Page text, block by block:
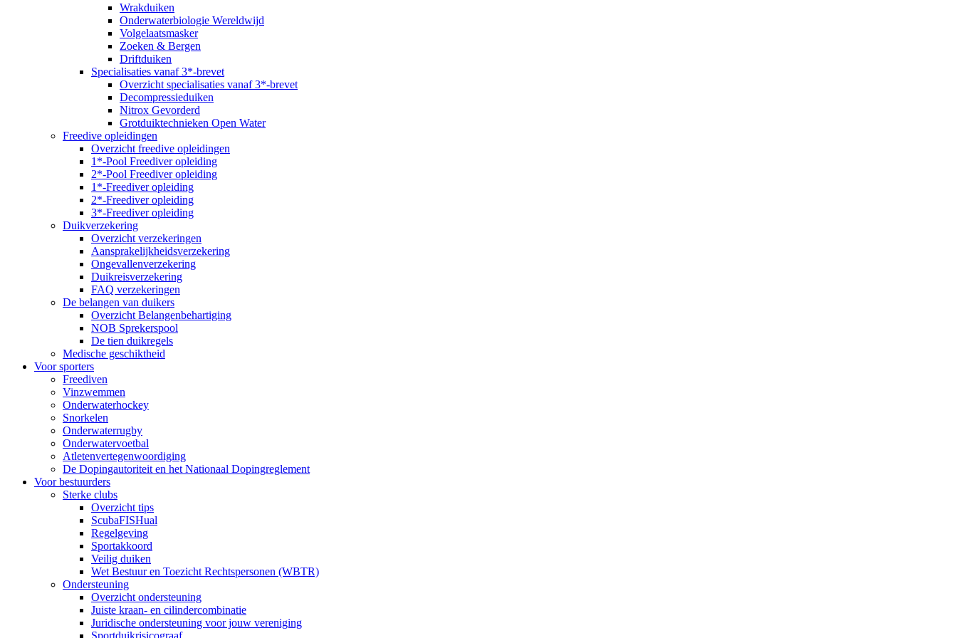
Wrakduiken
Onderwaterbiologie Wereldwijd
Volgelaatsmasker
Zoeken & Bergen
Driftduiken
Specialisaties vanaf 3*-brevet
Overzicht specialisaties vanaf 3*-brevet
Decompressieduiken
Nitrox Gevorderd
Grotduiktechnieken Open Water
Freedive opleidingen
Overzicht freedive opleidingen
1*-Pool Freediver opleiding
2*-Pool Freediver opleiding
1*-Freediver opleiding
2*-Freediver opleiding
3*-Freediver opleiding
Duikverzekering
Overzicht verzekeringen
Aansprakelijkheidsverzekering
Ongevallenverzekering
Duikreisverzekering
FAQ verzekeringen
De belangen van duikers
Overzicht Belangenbehartiging
NOB Sprekerspool
De tien duikregels
Medische geschiktheid
Voor sporters
Freediven
Vinzwemmen
Onderwaterhockey
Snorkelen
Onderwaterrugby
Onderwatervoetbal
Atletenvertegenwoordiging
De Dopingautoriteit en het Nationaal Dopingreglement
Voor bestuurders
Sterke clubs
Overzicht tips
ScubaFISHual
Regelgeving
Sportakkoord
Veilig duiken
Wet Bestuur en Toezicht Rechtspersonen (WBTR)
Ondersteuning
Overzicht ondersteuning
Juiste kraan- en cilindercombinatie
Juridische ondersteuning voor jouw vereniging
Sportduikrisicograaf